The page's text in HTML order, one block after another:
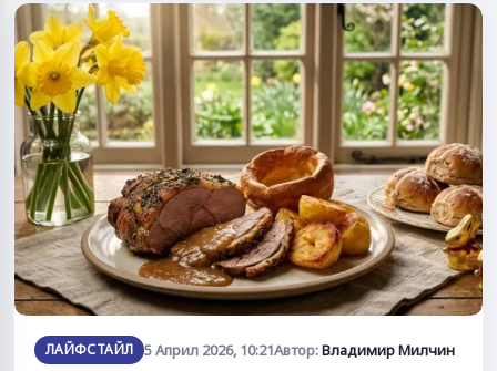
ЛАЙФСТАЙЛ 5 Април 2026, 10:21Автор:Владимир Милчин